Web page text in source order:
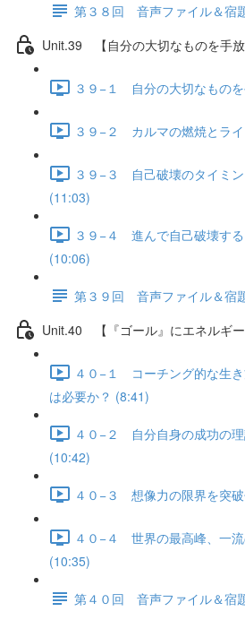
第３８回 音声ファイル＆宿
Unit.39 【自分の大切なものを手放
３９−１ 自分の大切なもの
３９−２ カルマの燃焼とラ
３９−３ 自己破壊のタイミ
(11:03)
３９−４ 進んで自己破壊す
(10:06)
第３９回 音声ファイル＆宿
Unit.40 【『ゴール』にエネルギー
４０−１ コーチング的な生
は必要か？ (8:41)
４０−２ 自分自身の成功の
(10:42)
４０−３ 想像力の限界を突
４０−４ 世界の最高峰、一
(10:35)
第４０回 音声ファイル＆宿